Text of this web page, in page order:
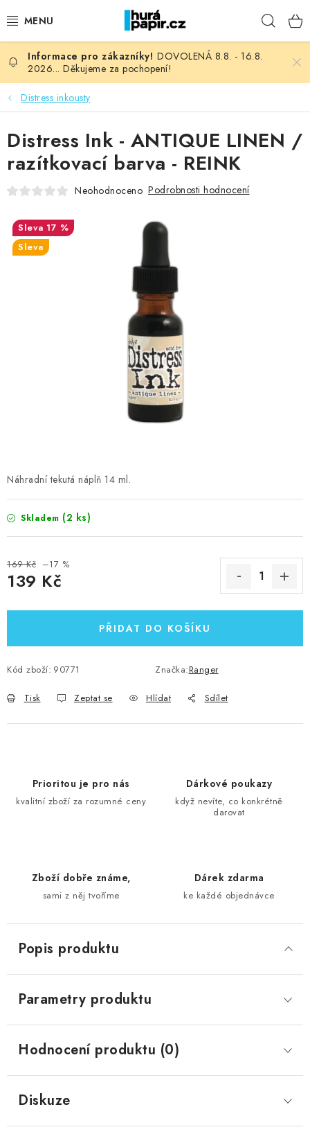
na
NOVINKY
HURÁ DÍLNA
VŠECHNO ZBOŽÍ
KNIHAŘSKÝ MATERIÁL
OBLÍBENÉ ♥️
Moje objednávka
Obchodní podmínky
DOVOLENÁ 8.8. - 16.8.
2026... Děkujeme za pochopení!
Distress inkousty
Náhradní tekutá náplň 14 ml.
Skladem (2 ks)
169 Kč –17 %
139 Kč
PŘIDAT DO KOŠÍKU
Kód zboží: 90771 Značka:Ranger
Tisk Zeptat se Hlídat Sdílet
Distress Ink - ANTIQUE LINEN /
razítkovací barva - REINK
Neohodnoceno Podrobnosti hodnocení
17 %
Sleva
Prioritou je pro nás
kvalitní zboží za rozumné ceny
Dárkové poukazy
když nevíte, co konkrétně
darovat
Zboží dobře známe,
sami z něj tvoříme
Dárek zdarma
ke každé objednávce
Popis produktu
Parametry produktu
Hodnocení produktu (0)
Diskuze